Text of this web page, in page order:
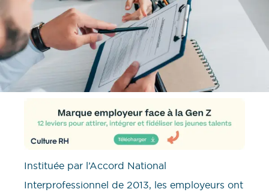
Instituée par l’Accord National
Interprofessionnel de 2013, les employeurs ont